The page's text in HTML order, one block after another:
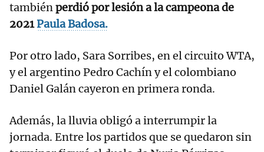
tambiénperdió por lesión a la campeona de
2021Paula Badosa.
Por otro lado, Sara Sorribes, en el circuito WTA,
y el argentino Pedro Cachín y el colombiano
Daniel Galán cayeron en primera ronda.
Además, la lluvia obligó a interrumpir la
jornada. Entre los partidos que se quedaron sin